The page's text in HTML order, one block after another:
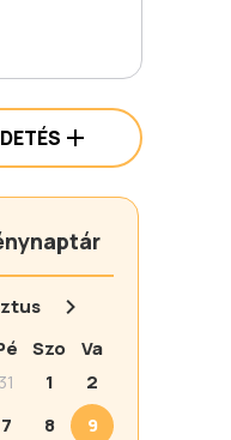
Szo
Va
31 1
2
7 8 9